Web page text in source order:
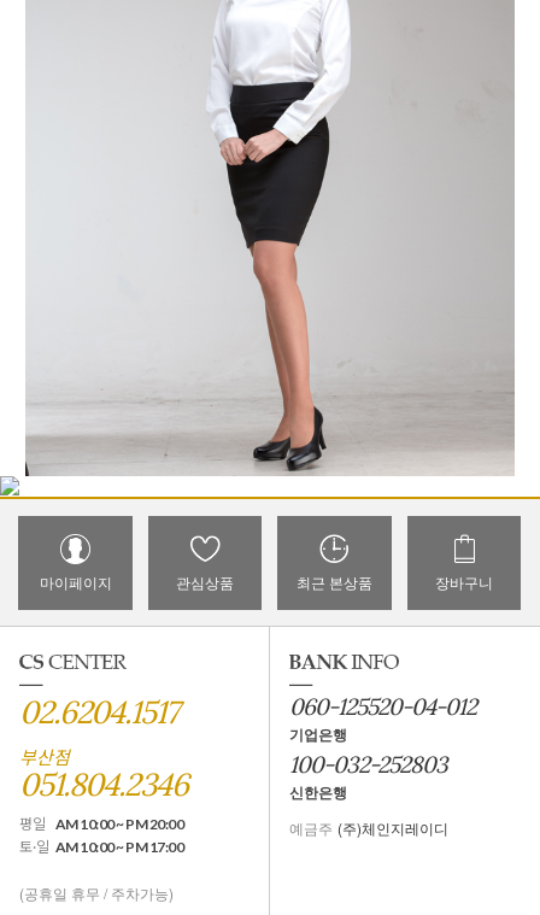
마이페이지 관심상품 최근 본상품 장바구니
02.6204.1517
부산점
051.804.2346
평일 AM 10:00 ~ PM 20:00
토·일 AM 10:00 ~ PM 17:00
(공휴일 휴무 / 주차가능)
060-125520-04-012
기업은행
100-032-252803
신한은행
예금주 (주)체인지레이디